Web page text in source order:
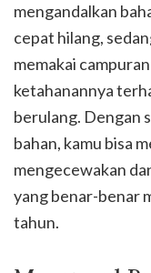
mengandalkan
cepat hilang,
memakai
ketahanannya
berulang. Dengan
bahan, kamu bisa
mengecewakan
yang benar-benar
tahun.